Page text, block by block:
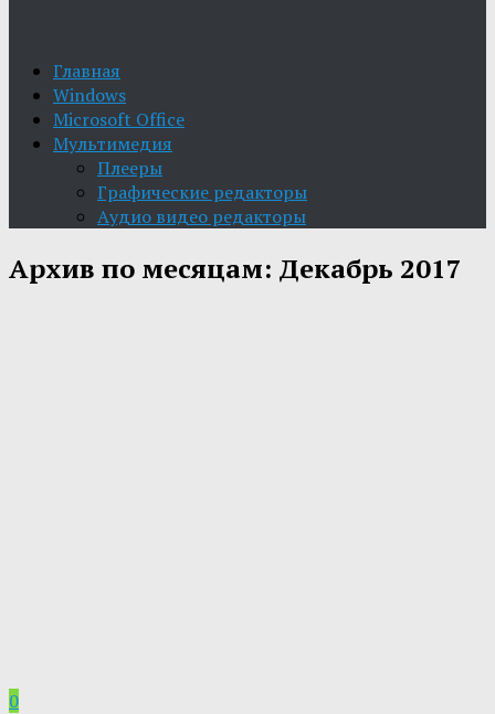
Главная
Windows
Microsoft Office
Мультимедия
Плееры
Графические редакторы
Aудио видео редакторы
Архив по месяцам: Декабрь 2017
0